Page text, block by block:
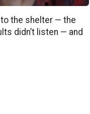
to the shelter — the
didn’t listen — and